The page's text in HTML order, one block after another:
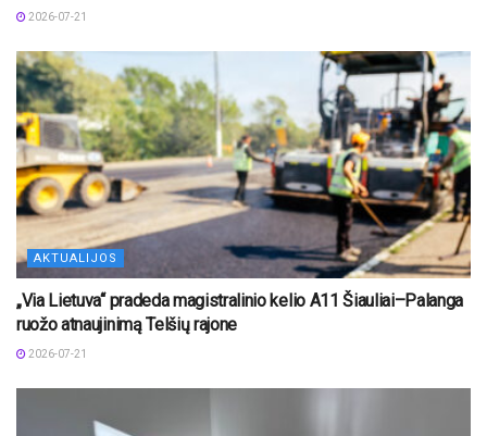
2026-07-21
AKTUALIJOS
„Via Lietuva“ pradeda magistralinio kelio A11 Šiauliai–Palanga
ruožo atnaujinimą Telšių rajone
2026-07-21